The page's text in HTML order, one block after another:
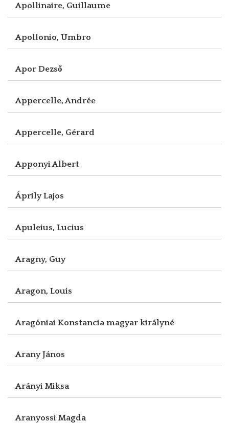
Apollinaire, Guillaume
Apollonio, Umbro
Apor Dezső
Appercelle, Andrée
Appercelle, Gérard
Apponyi Albert
Áprily Lajos
Apuleius, Lucius
Aragny, Guy
Aragon, Louis
Aragóniai Konstancia magyar királyné
Arany János
Arányi Miksa
Aranyossi Magda